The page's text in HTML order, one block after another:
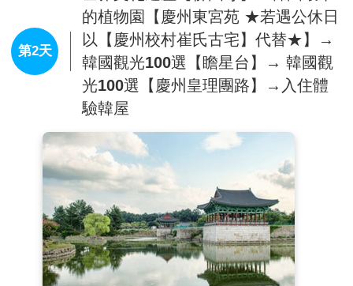
第2天
的植物園【慶州東宮苑 ★若遇公休日
以【慶州校村崔氏古宅】代替★】→
韓國觀光100選【瞻星台】→ 韓國觀
光100選【慶州皇理團路】→入住體
驗韓屋